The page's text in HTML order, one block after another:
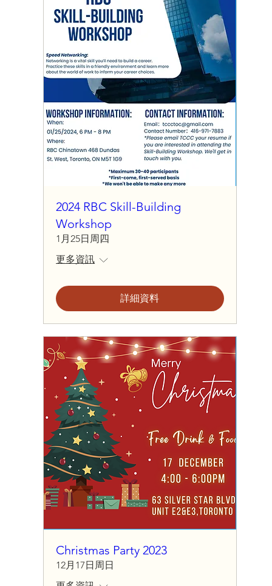
2024 RBC Skill-Building
Workshop
1月25日周四
更多資訊
詳細資料
Christmas Party 2023
12月17日周日